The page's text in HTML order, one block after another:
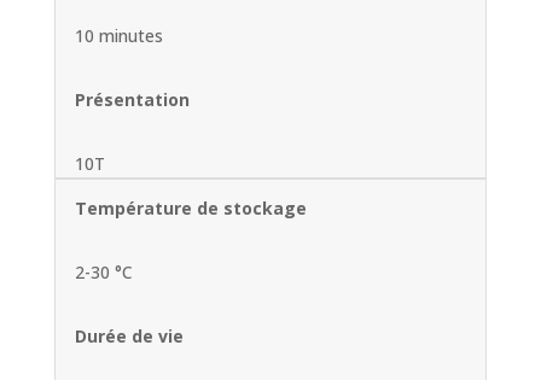
10 minutes
Présentation
10T
Température de stockage
2-30 °C
Durée de vie